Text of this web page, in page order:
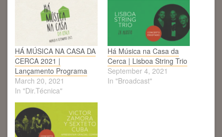
HÁ MÚSICA NA CASA DA
CERCA 2021 |
Lançamento Programa
March 20, 2021
In "Dir.Técnica"
Há Música na Casa da
Cerca | Lisboa String Trio
September 4, 2021
In "Broadcast"